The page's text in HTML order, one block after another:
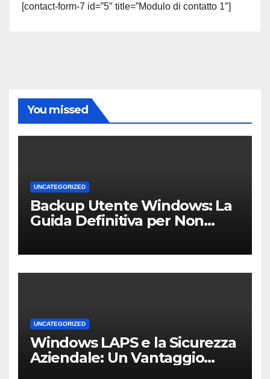
[contact-form-7 id=”5″ title=”Modulo di contatto 1″]
You missed
UNCATEGORIZED
Backup Utente Windows: La
Guida Definitiva per Non
Casa o dell’Ufficio
UNCATEGORIZED
Windows LAPS e la Sicurezza
Aziendale: Un Vantaggio